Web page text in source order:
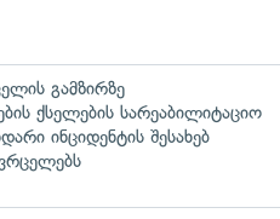
გამზირზე
ქსელების სარეაბილიტაციო
ინციდენტის შესახებ